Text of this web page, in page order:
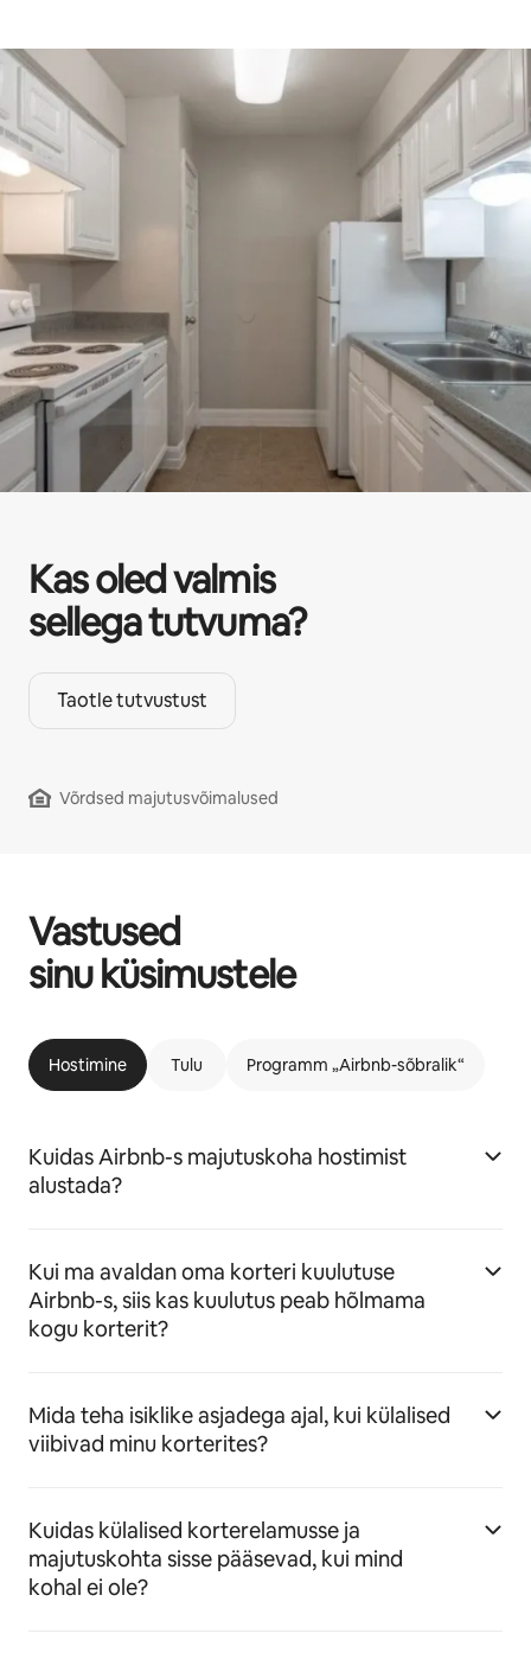
Kas oled valmis
sellega tutvuma?
Taotle tutvustust
Võrdsed majutusvõimalused
Vastused
sinu küsimustele
Hostimine Tulu Programm „Airbnb-sõbralik“
Kuidas Airbnb-s majutuskoha hostimist
alustada?
Kui ma avaldan oma korteri kuulutuse
Airbnb-s, siis kas kuulutus peab hõlmama
kogu korterit?
Mida teha isiklike asjadega ajal, kui külalised
viibivad minu korterites?
Kuidas külalised korterelamusse ja
majutuskohta sisse pääsevad, kui mind
kohal ei ole?